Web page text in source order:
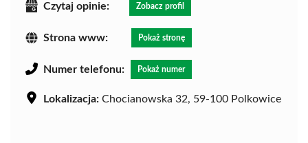
Czytaj opinie: Zobacz profil
Strona www: Pokaż stronę
Numer telefonu: Pokaż numer
Lokalizacja: Chocianowska 32, 59-100 Polkowice